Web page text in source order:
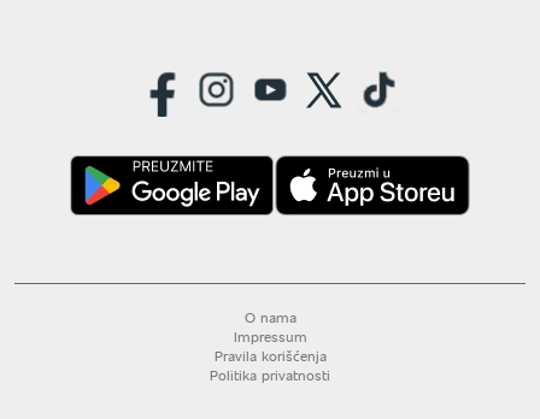
O nama
Impressum
Pravila korišćenja
Politika privatnosti